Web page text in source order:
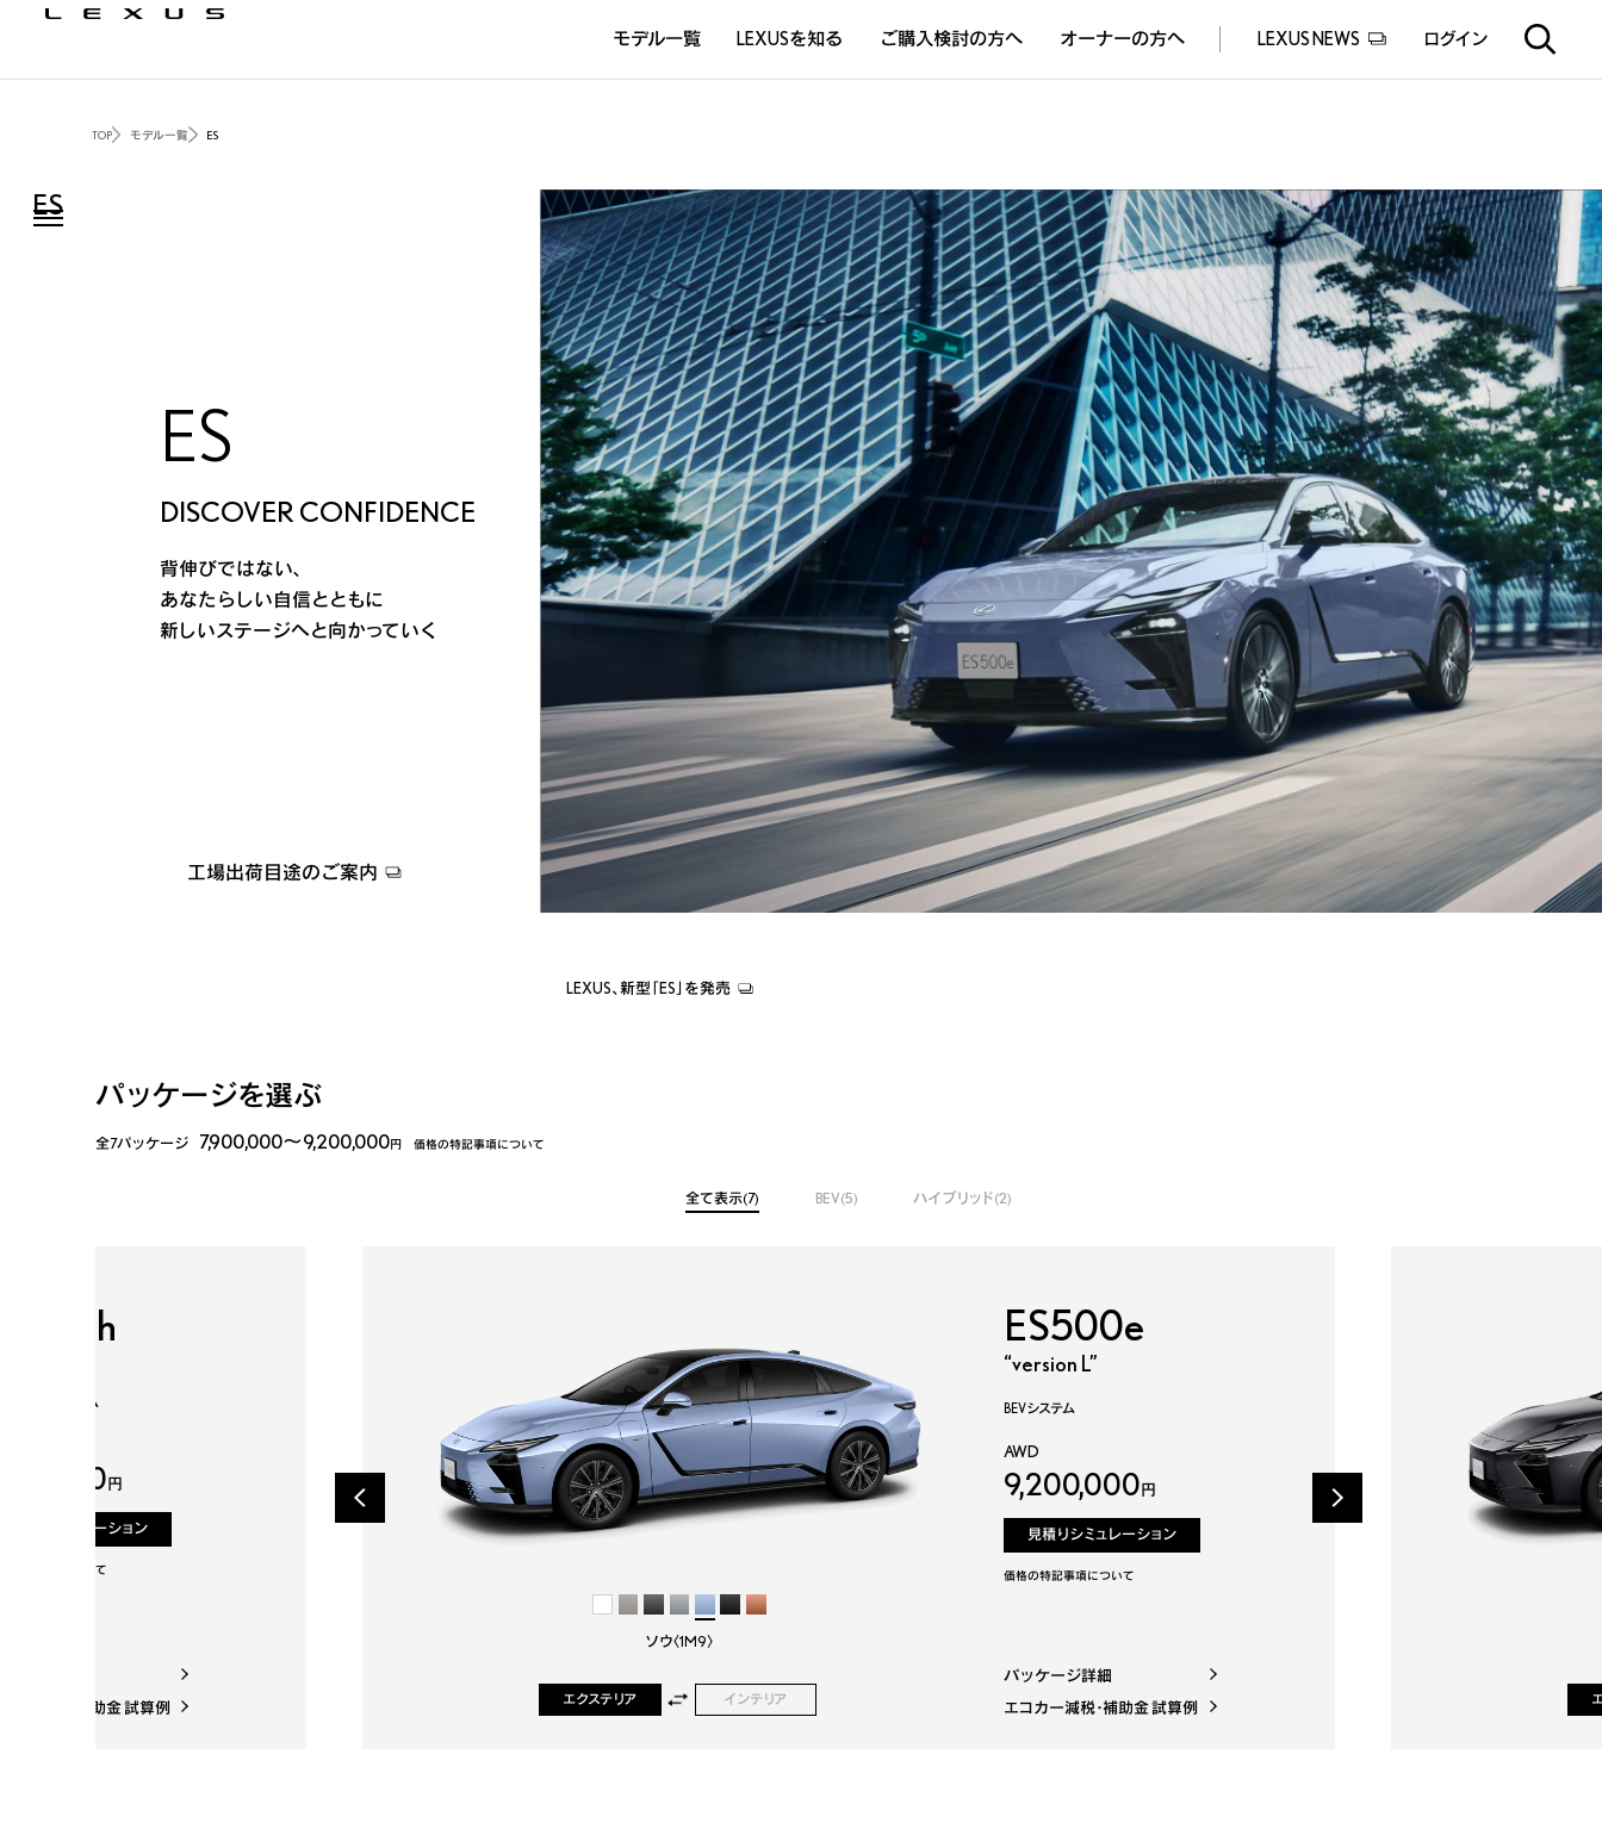
モデル一覧 LEXUSを知る ご購入検討の方へ オーナーの方へ LEXUS NEWS ログイン
DISCOVER THE LEXUS LIFE
Concept Car
LEXUS EXPERIENCE(体験サービス)
TOP モデル一覧 ES
ES
ES
DISCOVER CONFIDENCE
背伸びではない、
あなたらしい自信とともに
新しいステージへと向かっていく
工場出荷目途のご案内
LEXUS、新型「ES」を発売
パッケージを選ぶ
全7パッケージ 7,900,000～9,200,000円 価格の特記事項について
全て表示(7) BEV(5) ハイブリッド(2)
リッドシステム
円
見積りシミュレーション
特記事項について
カー減税・補助金 試算例
ソウ〈1M9〉
ホワイト
エクステリア インテリア
ES500e
“version L”
BEVシステム
AWD
9,200,000円
見積りシミュレーション
価格の特記事項について
パッケージ詳細
エコカー減税・補助金 試算例
見積りシミュレーション
特記事項について
カー減税・補助金 試算例
ソウ〈1M9〉
ホワイト
エクステリア インテリア
ES500e
“version L”
BEVシステム
AWD
9,200,000円
見積りシミュレーション
価格の特記事項について
パッケージ詳細
エコカー減税・補助金 試算例
リッドシステム
円
見積りシミュレーション
特記事項について
カー減税・補助金 試算例
ホワイトノーヴァガラスフレーク〈083〉
ホワイト
エクステリア インテリア
ES350h
ハイブリッドシステム
FWD
7,900,000円
見積りシミュレーション
価格の特記事項について
パッケージ詳細
エコカー減税・補助金 試算例